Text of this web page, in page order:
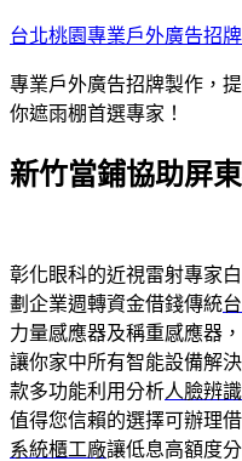
跳
主
要
容
台北桃園專業戶外廣告招
專業戶外廣告招牌製作，
你遮雨棚首選專家！
新竹當鋪協助屏
彰化眼科的近視雷射專家
劃企業週轉資金借錢傳統
力量感應器及稱重感應器
讓你家中所有智能設備解
款多功能利用分析人臉辨識
值得您信賴的選擇可辦理
系統櫃工廠讓低息高額度